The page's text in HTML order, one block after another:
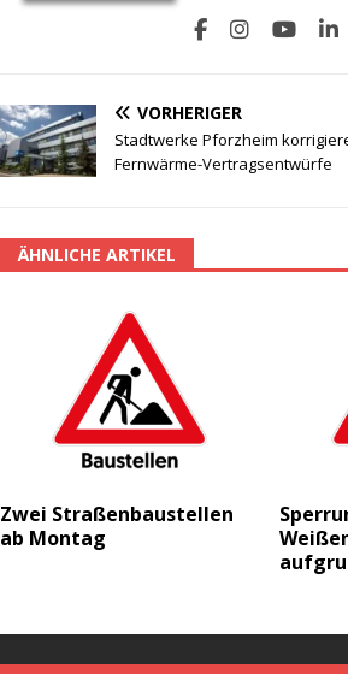
VORHERIGER
Stadtwerke Pforzheim
Fernwärme-Vertragsentwürfe
ÄHNLICHE ARTIKEL
Zwei Straßenbaustellen
ab Montag